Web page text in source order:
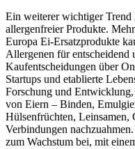
Ein weiterer wichtiger Trend
allergenfreier Produkte.
Europa Ei-Ersatzprodukte
Allergenen für entscheidend
Kaufentscheidungen über
Startups und etablierte
Forschung und
von Eiern – Binden,
Hülsenfrüchten, Leinsamen,
Verbindungen
zum Wachstum bei, mit